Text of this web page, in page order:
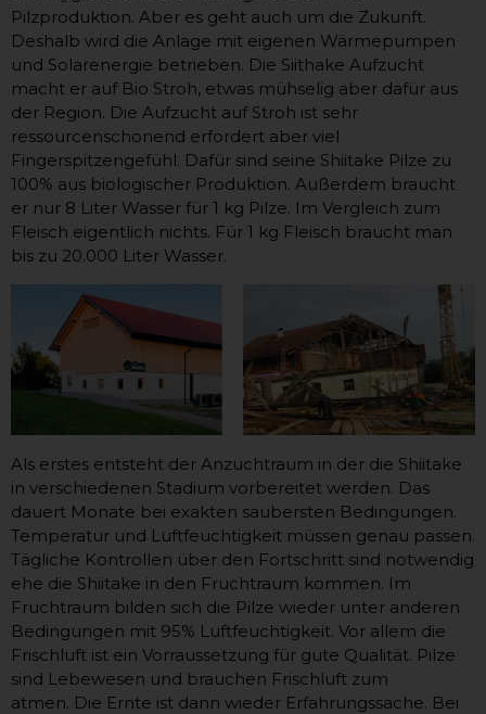
Pilzproduktion. Aber es geht auch um die Zukunft.
Deshalb wird die Anlage mit eigenen Wärmepumpen
und Solarenergie betrieben. Die Siithake Aufzucht
macht er auf Bio Stroh, etwas mühselig aber dafür aus
der Region. Die Aufzucht auf Stroh ist sehr
ressourcenschonend erfordert aber viel
Fingerspitzengefühl. Dafür sind seine Shiitake Pilze zu
100% aus biologischer Produktion. Außerdem braucht
er nur 8 Liter Wasser für 1 kg Pilze. Im Vergleich zum
Fleisch eigentlich nichts. Für 1 kg Fleisch braucht man
bis zu 20.000 Liter Wasser.
Als erstes entsteht der Anzuchtraum in der die Shiitake
in verschiedenen Stadium vorbereitet werden. Das
dauert Monate bei exakten saubersten Bedingungen.
Temperatur und Luftfeuchtigkeit müssen genau passen.
Tägliche Kontrollen über den Fortschritt sind notwendig
ehe die Shiitake in den Fruchtraum kommen. Im
Fruchtraum bilden sich die Pilze wieder unter anderen
Bedingungen mit 95% Luftfeuchtigkeit. Vor allem die
Frischluft ist ein Vorraussetzung für gute Qualität. Pilze
sind Lebewesen und brauchen Frischluft zum
atmen. Die Ernte ist dann wieder Erfahrungssache. Bei